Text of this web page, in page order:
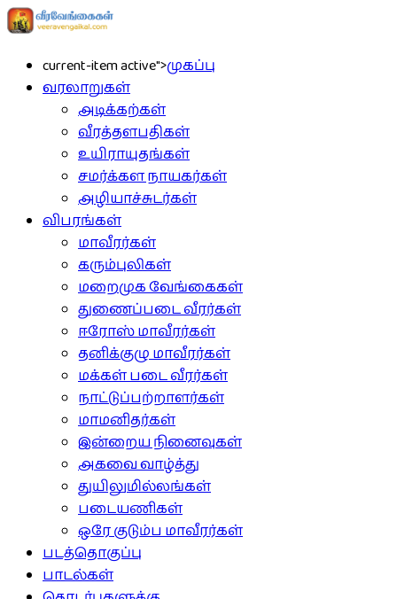
current-item active">முகப்பு
வரலாறுகள்
அடிக்கற்கள்
வீரத்தளபதிகள்
உயிராயுதங்கள்
சமர்க்கள நாயகர்கள்
அழியாச்சுடர்கள்
விபரங்கள்
மாவீரர்கள்
கரும்புலிகள்
மறைமுக வேங்கைகள்
துணைப்படை வீரர்கள்
ஈரோஸ் மாவீரர்கள்
தனிக்குழு மாவீரர்கள்
மக்கள் படை வீரர்கள்
நாட்டுப்பற்றாளர்கள்
மாமனிதர்கள்
இன்றைய நினைவுகள்
அகவை வாழ்த்து
துயிலுமில்லங்கள்
படையணிகள்
ஒரே குடும்ப மாவீரர்கள்
படத்தொகுப்பு
பாடல்கள்